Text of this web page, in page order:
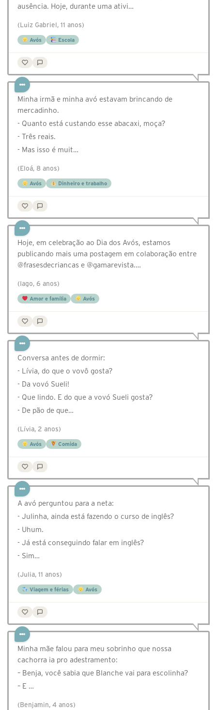
ausência. Hoje, durante uma ativi…
(Luiz Gabriel, 11 anos)
Avós Escola
Minha irmã e minha avó estavam brincando de
mercadinho.
- Quanto está custando esse abacaxi, moça?
- Três reais.
- Mas isso é muit…
(Eloá, 8 anos)
Avós Dinheiro e trabalho
Hoje, em celebração ao Dia dos Avós, estamos
publicando mais uma postagem em colaboração entre
@‌frasesdecriancas e @‌gamarevista.…
(Iago, 6 anos)
Amor e família Avós
Conversa antes de dormir:
- Lívia, do que o vovô gosta?
- Da vovó Sueli!
- Que lindo. E do que a vovó Sueli gosta?
- De pão de que…
(Lívia, 2 anos)
Avós Comida
A avó perguntou para a neta:
- Julinha, ainda está fazendo o curso de inglês?
- Uhum.
- Já está conseguindo falar em inglês?
- Sim…
(Julia, 11 anos)
Viagem e férias Avós
Minha mãe falou para meu sobrinho que nossa
cachorra ia pro adestramento:
– Benja, você sabia que Blanche vai para escolinha?
– E …
(Benjamin, 4 anos)